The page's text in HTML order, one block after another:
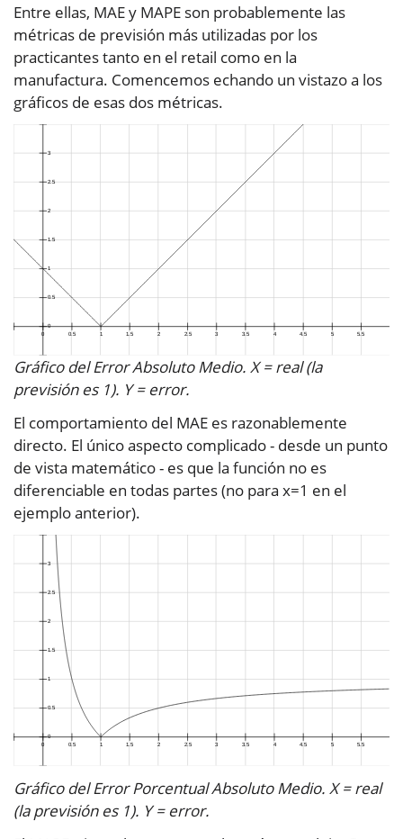
Entre ellas, MAE y MAPE son probablemente las
métricas de previsión más utilizadas por los
practicantes tanto en el retail como en la
manufactura. Comencemos echando un vistazo a los
gráficos de esas dos métricas.
Gráfico del Error Absoluto Medio. X = real (la
previsión es 1). Y = error.
El comportamiento del MAE es razonablemente
directo. El único aspecto complicado - desde un punto
de vista matemático - es que la función no es
diferenciable en todas partes (no para x=1 en el
ejemplo anterior).
Gráfico del Error Porcentual Absoluto Medio. X = real
(la previsión es 1). Y = error.